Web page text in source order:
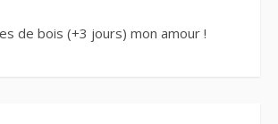
de bois (+3 jours) mon amour !